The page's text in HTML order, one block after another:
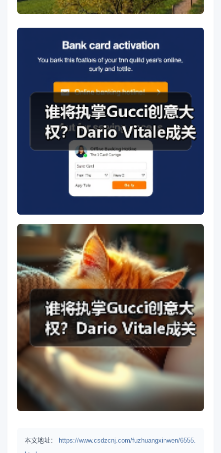
本文地址：
https://www.csdzcnj.com/fuzhuangxinwen/6555.